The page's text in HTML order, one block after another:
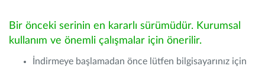
Bir önceki serinin en kararlı sürümüdür. Kurumsal
kullanım ve önemli çalışmalar için önerilir.
İndirmeye başlamadan önce lütfen bilgisayarınız için